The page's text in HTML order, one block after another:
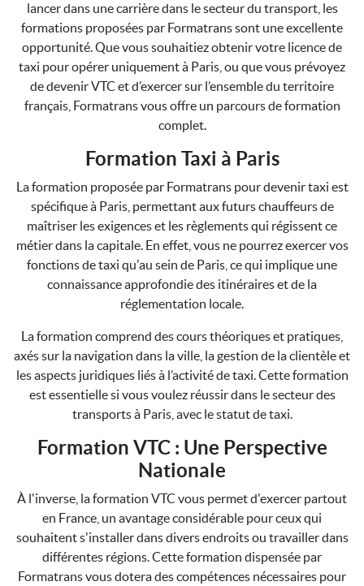
lancer dans une carrière dans le secteur du transport, les
formations proposées par Formatrans sont une excellente
opportunité. Que vous souhaitiez obtenir votre licence de
taxi pour opérer uniquement à Paris, ou que vous prévoyez
de devenir VTC et d’exercer sur l’ensemble du territoire
français, Formatrans vous offre un parcours de formation
complet.
Formation Taxi à Paris
La formation proposée par Formatrans pour devenir taxi est
spécifique à Paris, permettant aux futurs chauffeurs de
maîtriser les exigences et les règlements qui régissent ce
métier dans la capitale. En effet, vous ne pourrez exercer vos
fonctions de taxi qu'au sein de Paris, ce qui implique une
connaissance approfondie des itinéraires et de la
réglementation locale.
La formation comprend des cours théoriques et pratiques,
axés sur la navigation dans la ville, la gestion de la clientèle et
les aspects juridiques liés à l’activité de taxi. Cette formation
est essentielle si vous voulez réussir dans le secteur des
transports à Paris, avec le statut de taxi.
Formation VTC : Une Perspective
Nationale
À l'inverse, la formation VTC vous permet d'exercer partout
en France, un avantage considérable pour ceux qui
souhaitent s'installer dans divers endroits ou travailler dans
différentes régions. Cette formation dispensée par
Formatrans vous dotera des compétences nécessaires pour